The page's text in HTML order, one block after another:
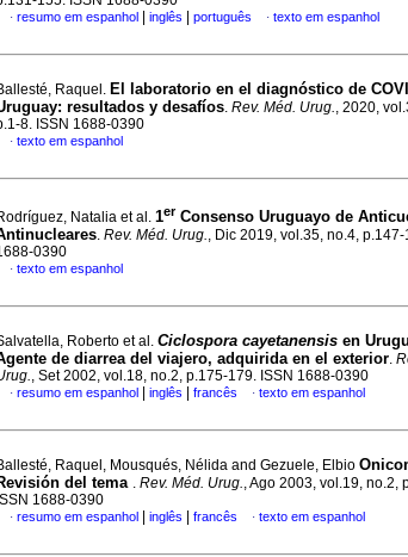
· resumo em espanhol inglês português · texto em espanhol
Raquel. El laboratorio en el diagnóstico de
resultados y desafíos. Rev. Méd. Urug., 2020,
8. ISSN 1688-0390
· texto em espanhol
Natalia et al. 1er Consenso Uruguayo de
. Rev. Méd. Urug., Dic 2019, vol.35, no.4, p.147-
0390
· texto em espanhol
Roberto et al. Ciclospora cayetanensis en
de diarrea del viajero, adquirida en el exterior.
, Set 2002, vol.18, no.2, p.175-179. ISSN 1688-0390
· resumo em espanhol inglês francês · texto em espanhol
Raquel, Mousqués, Nélida and Gezuele, Elbio
del tema . Rev. Méd. Urug., Ago 2003, vol.19, no.2,
ISSN 1688-0390
· resumo em espanhol inglês francês · texto em espanhol